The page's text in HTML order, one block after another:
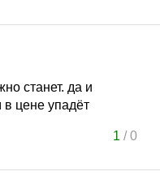
станет. да и
в цене упадёт
1 /0